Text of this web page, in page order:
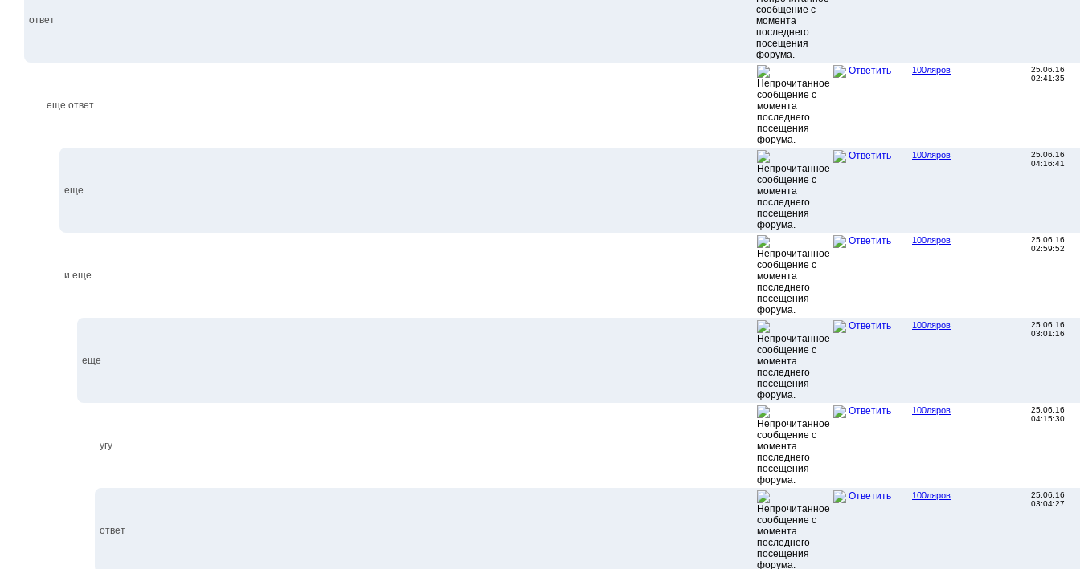
ответ
еще ответ
Ответить 100ляров
25.06.16
02:41:35
еще
Ответить 100ляров
25.06.16
04:16:41
и еще
Ответить 100ляров
25.06.16
02:59:52
еще
Ответить 100ляров
25.06.16
03:01:16
угу
Ответить 100ляров
25.06.16
04:15:30
ответ
Ответить 100ляров
25.06.16
03:04:27